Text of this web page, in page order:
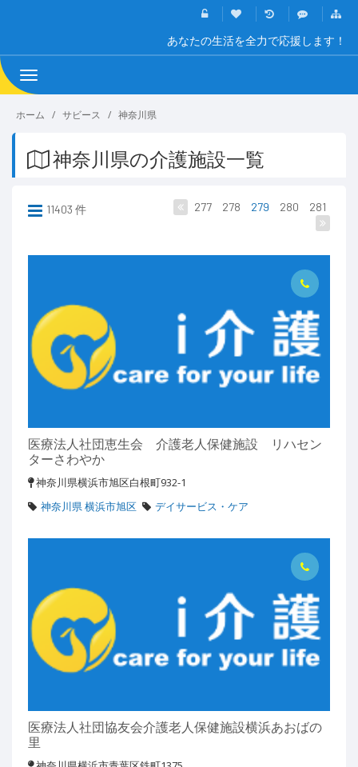
あなたの生活を全力で応援します！
Toggle
navigation
ホーム サビース 神奈川県
神奈川県の介護施設一覧
11403 件 277 278 279 280 281
医療法人社団恵生会 介護老人保健施設 リハセン
ターさわやか
神奈川県横浜市旭区白根町932-1
神奈川県 横浜市旭区
デイサービス・ケア
医療法人社団協友会介護老人保健施設横浜あおばの
里